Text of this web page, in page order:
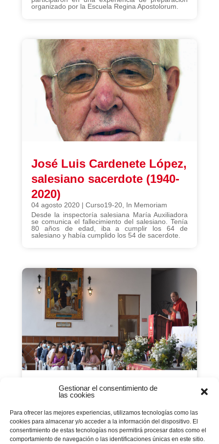
Gestionar el consentimiento de
las cookies
Para ofrecer las mejores experiencias, utilizamos tecnologías como las
cookies para almacenar y/o acceder a la información del dispositivo. El
consentimiento de estas tecnologías nos permitirá procesar datos como el
comportamiento de navegación o las identificaciones únicas en este sitio.
organizado por la Escuela Regina Apostolorum.
José Luis Cardenete López,
salesiano sacerdote (1940-
2020)
04 agosto 2020| Curso19-20, In Memoriam
Desde la inspectoría salesiana María Auxiliadora
se comunica el fallecimiento del salesiano. Tenía
80 años de edad, iba a cumplir los 64 de
salesiano y había cumplido los 54 de sacerdote.
Joves de Córdoba
confirmats en la fe
23 julio 2020|Curso19-20, Educación en la Fe,
Pastoral Juvenil, Portada
Per Salesians Córdoba El passat 12 de Juliol, es
va viure un moment històric a la Casa Salesiana